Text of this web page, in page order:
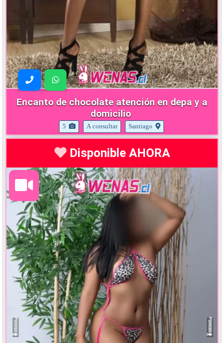
Encanto de chocolate atención en depa y a
domicilio
5 A consultar Santiago
Disponible AHORA